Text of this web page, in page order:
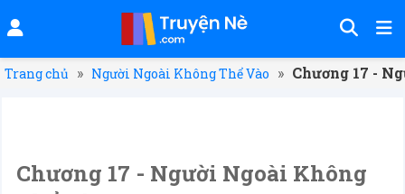
Trang chủ » Người Ngoài Không Thể Vào » Chương 17 -
Chương 17 - Người Ngoài Không